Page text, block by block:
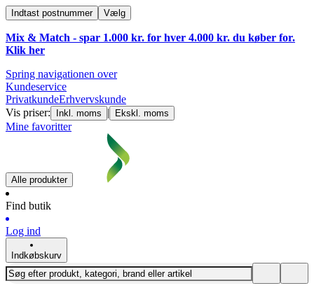
Indtast postnummer Vælg
Mix & Match - spar 1.000 kr. for hver 4.000 kr. du køber for.
Klik her
Spring navigationen over
Kundeservice
PrivatkundeErhvervskunde
Vis priser:
Inkl. moms | Ekskl. moms
Mine favoritter
Alle produkter
Find butik
Log ind
Indkøbskurv